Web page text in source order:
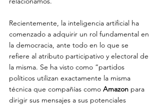
Recientemente, la inteligencia artificial ha
comenzado a adquirir un rol fundamental en
la democracia, ante todo en lo que se
refiere al atributo participativo y electoral de
la misma. Se ha visto como “partidos
políticos utilizan exactamente la misma
técnica que compañías como Amazon para
dirigir sus mensajes a sus potenciales